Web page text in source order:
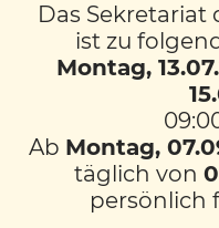
Wie sieht ein
aus? Welches
Feuerwehrfrau-
Feuerwehr
Diese Fragen
uns, den 2.
Führung der
Das Sekretariat
ist zu
Montag,
Ab Montag,
täglich von
persönlich